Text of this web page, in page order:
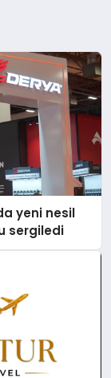
yeni nesil
sergiledi